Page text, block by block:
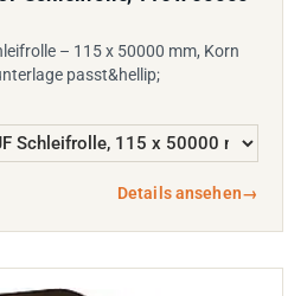
– 115 x 50000 mm, Korn
passt&hellip;
Details ansehen→